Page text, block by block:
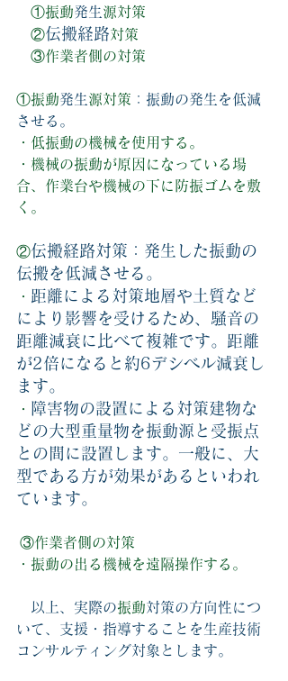
①振動発生源対策
②伝搬経路対策
③作業者側の対策
①振動発生源対策 ：振動の発生を低減
させる。
・低振動の機械を使用する。
・機械の振動が原因になっている場
合、作業台や機械の下に防振ゴムを敷
く。
②伝搬経路対策：発生した振動の
伝搬を低減させる。
・ 距離による対策地層や土質など
により影響を受けるため、騒音の
距離減衰に比べて複雑です。距離
が2倍になると約6デシベル減衰し
ます。
・
障害物の設置による対策建物な
どの大型重量物を振動源と受振点
との間に設置します。一般に、大
型である方が効果があるといわれ
ています。
③作業者側の対策
・振動の出る機械を遠隔操作する。
以上、実際の振動対策の方向性につ
いて、支援・指導することを生産技術
コンサルティング対象とします。